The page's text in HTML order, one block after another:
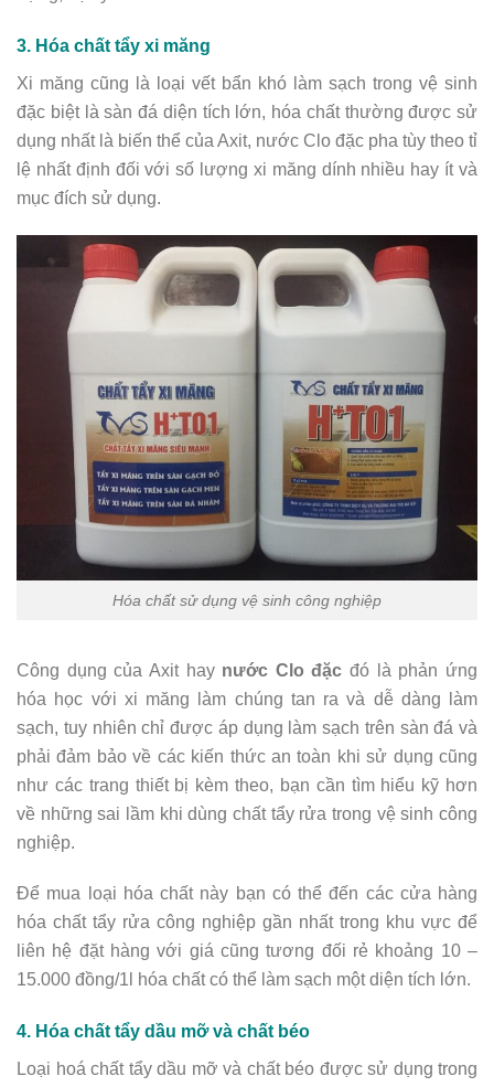
3. Hóa chất tẩy xi măng
Xi măng cũng là loại vết bẩn khó làm sạch trong vệ sinh
đặc biệt là sàn đá diện tích lớn, hóa chất thường được sử
dụng nhất là biến thể của Axit, nước Clo đặc pha tùy theo tỉ
lệ nhất định đối với số lượng xi măng dính nhiều hay ít và
mục đích sử dụng.
Hóa chất sử dụng vệ sinh công nghiệp
Công dụng của Axit hay nước Clo đặc đó là phản ứng
hóa học với xi măng làm chúng tan ra và dễ dàng làm
sạch, tuy nhiên chỉ được áp dụng làm sạch trên sàn đá và
phải đảm bảo về các kiến thức an toàn khi sử dụng cũng
như các trang thiết bị kèm theo, bạn cần tìm hiểu kỹ hơn
về những sai lầm khi dùng chất tẩy rửa trong vệ sinh công
nghiệp.
Để mua loại hóa chất này bạn có thể đến các cửa hàng
hóa chất tẩy rửa công nghiệp gần nhất trong khu vực để
liên hệ đặt hàng với giá cũng tương đối rẻ khoảng 10 –
15.000 đồng/1l hóa chất có thể làm sạch một diện tích lớn.
4. Hóa chất tẩy dầu mỡ và chất béo
Loại hoá chất tẩy dầu mỡ và chất béo được sử dụng trong